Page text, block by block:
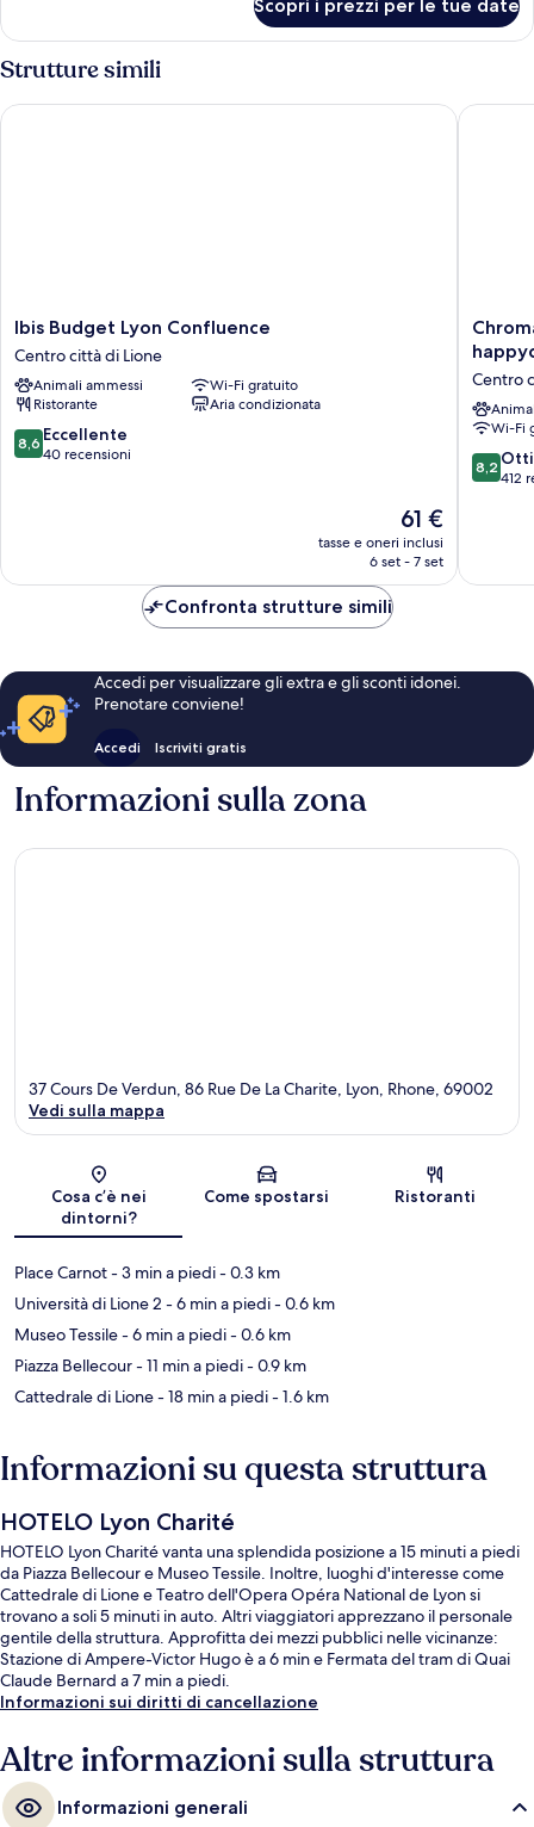
Standard
Scopri i prezzi per le tue date
Strutture simili
Ibis
Budget
Lyon
Confluence
Centro
città
di
Ibis Budget Lyon Confluence
Centro città di Lione
Animali ammessi
Wi-Fi gratuito
Ristorante
Aria condizionata
8.6
su
8,6 Eccellente
40 recensioni
Il
prezzo
attuale
61 €
tasse e oneri inclusi
6 set - 7 set
Ibis Budget Lyon Confluence
Hotel
The
Hill
Club
by
Lione
Centro
Wi-Fi
8.2
su
8,2
412
Confronta strutture simili
Accedi per visualizzare gli extra e gli sconti idonei.
Prenotare conviene!
Accedi Iscriviti gratis
Informazioni sulla zona
Mappa
37 Cours De Verdun, 86 Rue De La Charite, Lyon, Rhone, 69002
Vedi sulla mappa
Cosa c’è nei
dintorni?
Come spostarsi Ristoranti
Place Carnot- 3 min a piedi- 0.3 km
Università di Lione 2 - 6 min a piedi- 0.6 km
Museo Tessile- 6 min a piedi- 0.6 km
Piazza Bellecour- 11 min a piedi- 0.9 km
Cattedrale di Lione- 18 min a piedi- 1.6 km
Informazioni su questa struttura
HOTELO Lyon Charité
HOTELO Lyon Charité vanta una splendida posizione a 15 minuti a piedi
da Piazza Bellecour e Museo Tessile. Inoltre, luoghi d'interesse come
Cattedrale di Lione e Teatro dell'Opera Opéra National de Lyon si
trovano a soli 5 minuti in auto. Altri viaggiatori apprezzano il personale
gentile della struttura. Approfitta dei mezzi pubblici nelle vicinanze:
Stazione di Ampere-Victor Hugo è a 6 min e Fermata del tram di Quai
Claude Bernard a 7 min a piedi.
Informazioni sui diritti di cancellazione
Altre informazioni sulla struttura
Informazioni generali